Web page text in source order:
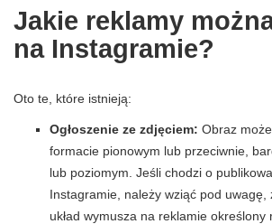
Jakie reklamy
na Instagramie?
Oto te, które istnieją:
Ogłoszenie ze zdjęciem: Obraz
formacie pionowym lub przeciwnie,
lub poziomym. Jeśli chodzi o
Instagramie, należy wziąć pod uwagę,
układ wymusza na reklamie określony